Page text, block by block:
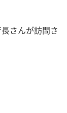
さんが訪問さ